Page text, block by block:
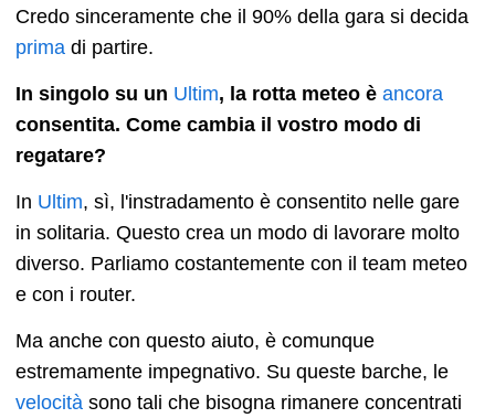
Credo sinceramente che il 90% della gara si decida
prima di partire.
In singolo su un Ultim, la rotta meteo è ancora
consentita. Come cambia il vostro modo di
regatare?
In Ultim, sì, l'instradamento è consentito nelle gare
in solitaria. Questo crea un modo di lavorare molto
diverso. Parliamo costantemente con il team meteo
e con i router.
Ma anche con questo aiuto, è comunque
estremamente impegnativo. Su queste barche, le
velocità sono tali che bisogna rimanere concentrati